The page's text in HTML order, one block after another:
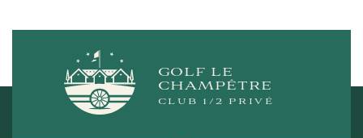
GOLF LE
CHAMPÊTRE
CLUB 1/2 PRIVÉ